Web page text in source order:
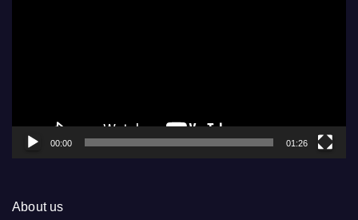
00:00 01:26
About us